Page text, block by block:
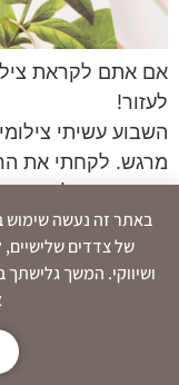
אם אתם לקראת
לעזור!
השבוע עשיתי
מרגש. לקחתי את
עצמאית כבר
תדמית, עסקיים,
אז הנה כמה טיפים
של צדדים שלישיים,
ושיווקי. המשך